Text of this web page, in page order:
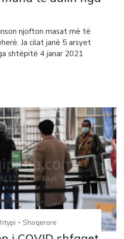
njofton masat më të
Ja cilat janë 5 arsyet
shtëpitë 4 janar 2021
Shoqerore